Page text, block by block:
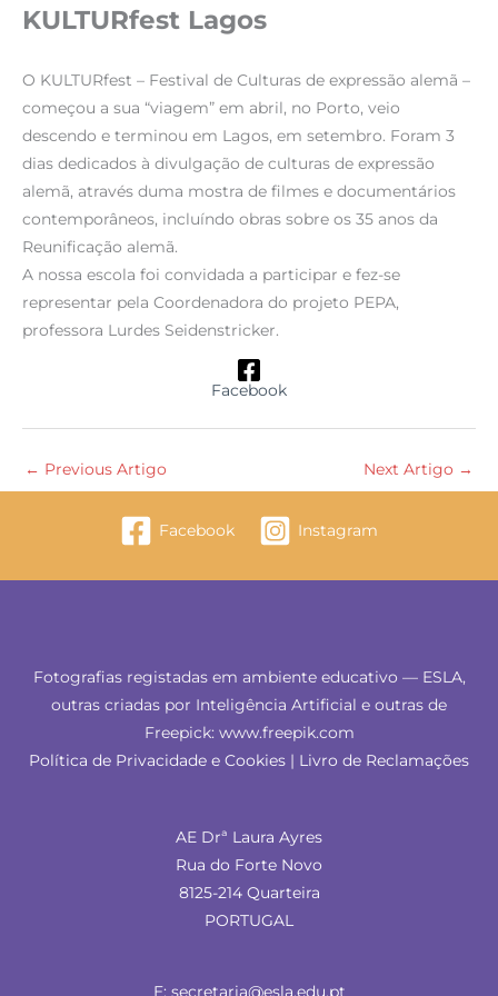
KULTURfest Lagos
O KULTURfest – Festival de Culturas de expressão alemã –
começou a sua “viagem” em abril, no Porto, veio
descendo e terminou em Lagos, em setembro. Foram 3
dias dedicados à divulgação de culturas de expressão
alemã, através duma mostra de filmes e documentários
contemporâneos, incluíndo obras sobre os 35 anos da
Reunificação alemã.
A nossa escola foi convidada a participar e fez-se
representar pela Coordenadora do projeto PEPA,
professora Lurdes Seidenstricker.
Facebook
← Previous Artigo Next Artigo →
Facebook Instagram
Fotografias registadas em ambiente educativo — ESLA,
outras criadas por Inteligência Artificial e outras de
Freepick: www.freepik.com
Política de Privacidade e Cookies | Livro de Reclamações
AE Drª Laura Ayres
Rua do Forte Novo
8125-214 Quarteira
PORTUGAL
E: secretaria@esla.edu.pt